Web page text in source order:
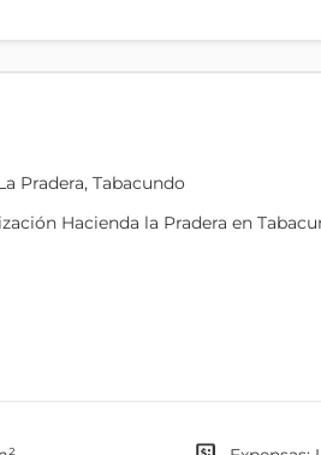
Pradera, Tabacundo
Hacienda la Pradera en